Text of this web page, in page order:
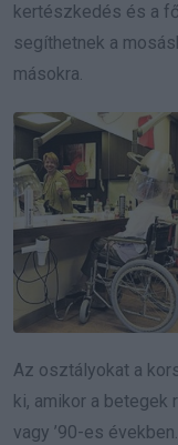
kertészkedés és a
segíthetnek a
másokra.
Az osztályokat a
ki, amikor a betegek
vagy ’90-es